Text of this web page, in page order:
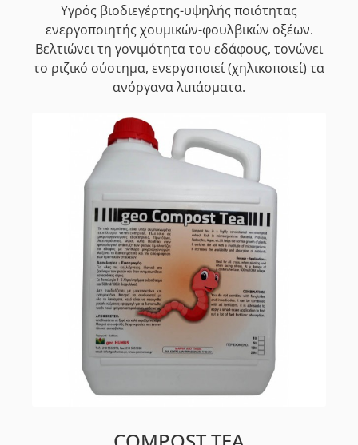
Υγρός βιοδιεγέρτης-υψηλής ποιότητας
ενεργοποιητής χουμικών-φουλβικών οξέων.
Βελτιώνει τη γονιμότητα του εδάφους, τονώνει
το ριζικό σύστημα, ενεργοποιεί (χηλικοποιεί) τα
ανόργανα λιπάσματα.